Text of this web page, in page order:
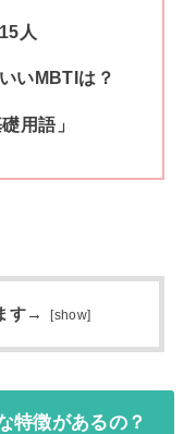
人
いMBTIは？
用語」
す→ [show]
特徴があるの？